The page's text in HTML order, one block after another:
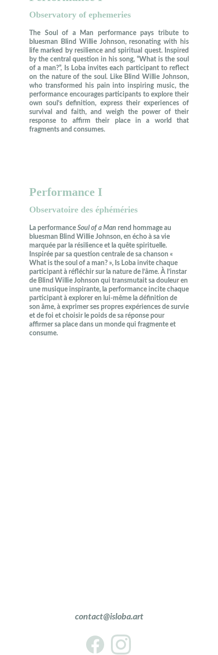
Observatory of ephemeries
The Soul of a Man performance pays tribute to
bluesman Blind Willie Johnson, resonating with his
life marked by resilience and spiritual quest. Inspired
by the central question in his song, “What is the soul
of a man?”, Is Loba invites each participant to reflect
on the nature of the soul. Like Blind Willie Johnson,
who transformed his pain into inspiring music, the
performance encourages participants to explore their
own soul’s definition, express their experiences of
survival and faith, and weigh the power of their
response to affirm their place in a world that
fragments and consumes.
Performance I
Observatoire des éphéméries
La performance Soul of a Man rend hommage au
bluesman Blind Willie Johnson, en écho à sa vie
marquée par la résilience et la quête spirituelle.
Inspirée par sa question centrale de sa chanson «
What is the soul of a man? », Is Loba invite chaque
participant à réfléchir sur la nature de l’âme. À l’instar
de Blind Willie Johnson qui transmutait sa douleur en
une musique inspirante, la performance incite chaque
participant à explorer en lui-même la définition de
son âme, à exprimer ses propres expériences de survie
et de foi et choisir le poids de sa réponse pour
affirmer sa place dans un monde qui fragmente et
consume.
contact@isloba.art